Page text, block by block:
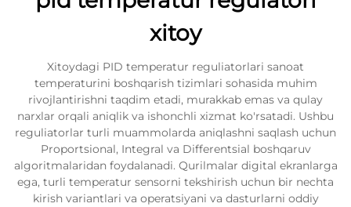
Biz bilan bog'lanish
xitoy
Xitoydagi PID temperatur reguliatorlari sanoat
temperaturini boshqarish tizimlari sohasida muhim
rivojlantirishni taqdim etadi, murakkab emas va qulay
narxlar orqali aniqlik va ishonchli xizmat ko'rsatadi. Ushbu
reguliatorlar turli muammolarda aniqlashni saqlash uchun
Proportsional, Integral va Differentsial boshqaruv
algoritmalaridan foydalanadi. Qurilmalar digital ekranlarga
ega, turli temperatur sensorni tekshirish uchun bir nechta
kirish variantlari va operatsiyani va dasturlarni oddiy